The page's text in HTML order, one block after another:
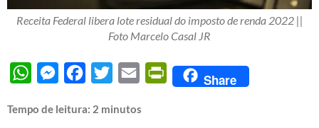
Receita Federal libera lote residual do imposto de renda 2022 ||
Foto Marcelo Casal JR
WhatsAppMessengerFacebook
Twitter Email PrintFriendly
Share
Tempo de leitura: 2 minutos